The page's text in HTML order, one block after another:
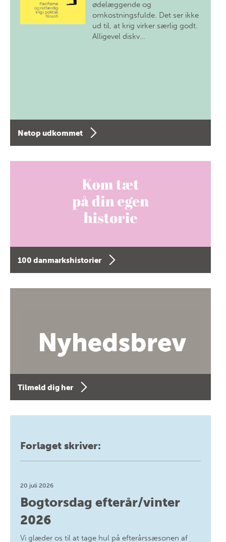
ødelæggende og
omkostningsfulde. Det ser ikke
ud til, at krig virker særlig godt.
Alligevel diskv…
Netop udkommet
100 danmarkshistorier
Tilmeld dig her
Forlaget skriver:
20 juli 2026
Bogtorsdag efterår/vinter
2026
Vi glæder os til at tage hul på efterårssæsonen af